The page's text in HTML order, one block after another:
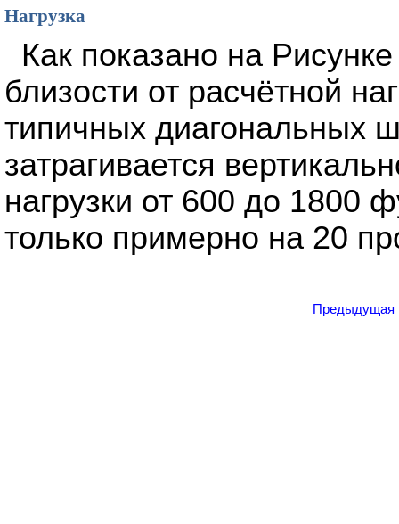
Нагрузка
Как показано на
близости от расчётной
типичных диагональных
затрагивается
нагрузки от 600 до 1800
только примерно на 20
Предыдущая